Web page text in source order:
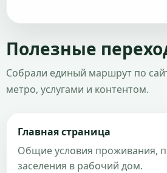
Полезные
Собрали единый маршрут по
метро, услугами и контентом.
Главная страница
Общие условия проживания,
заселения в рабочий дом.